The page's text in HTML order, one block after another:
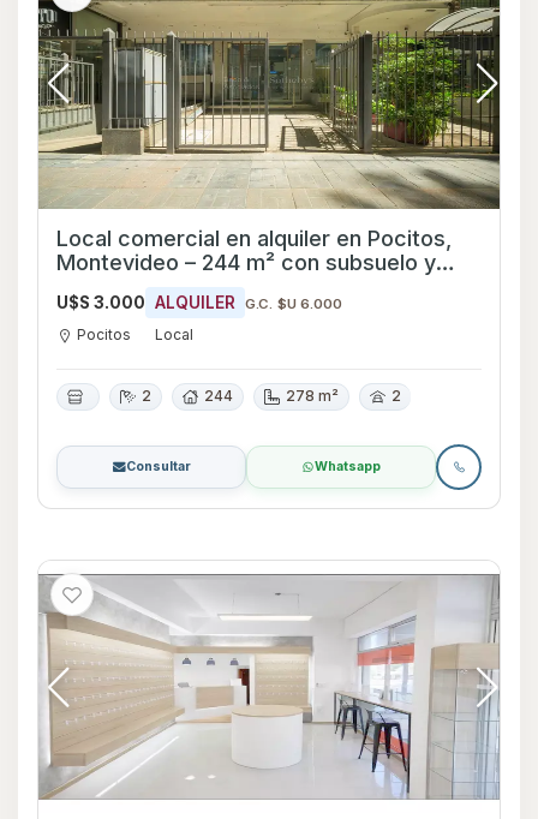
Local comercial en alquiler en Pocitos,
Montevideo – 244 m² con subsuelo y
U$S 3.000 ALQUILER G.C. $U 6.000
Pocitos Local
2 244 278 m² 2
Consultar Whatsapp